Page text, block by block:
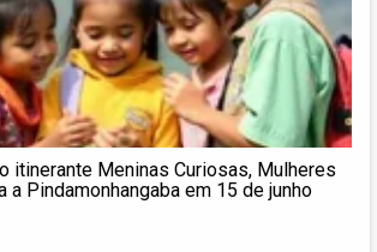
itinerante Meninas Curiosas, Mulheres
a Pindamonhangaba em 15 de junho